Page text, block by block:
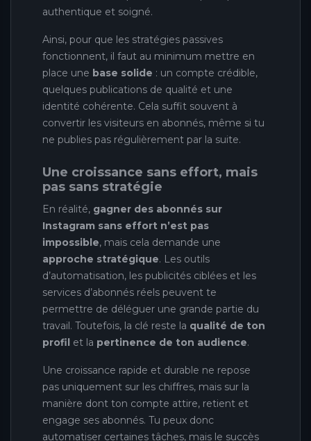
authentique et soigné.
Ainsi, pour que les stratégies passives
fonctionnent, il faut au minimum mettre en
place une base solide : un compte crédible,
quelques publications de qualité et une
identité cohérente. Cela suffit souvent à
convertir les visiteurs en abonnés, même si tu
ne publies pas régulièrement par la suite.
Une croissance sans effort, mais
pas sans stratégie
En réalité, gagner des abonnés sur
Instagram sans effort n’est pas
impossible, mais cela demande une
approche stratégique. Les outils
d’automatisation, les publicités ciblées et les
services d’abonnés réels peuvent te
permettre de déléguer une grande partie du
travail. Toutefois, la clé reste la qualité de ton
profil et la pertinence de ton audience.
Une croissance rapide et durable ne repose
pas uniquement sur les chiffres, mais sur la
manière dont ton compte attire, retient et
engage ses abonnés. Tu peux donc
automatiser certaines tâches, mais le succès